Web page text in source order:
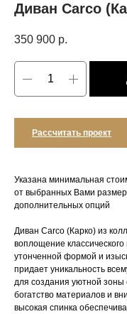
Диван Carco
350 900 р.
Рассчитать проект
Указана минимальная
от выбранных Вами
дополнительных опций
Диван Carco (Карко) из
воплощение
утонченной формой и
придает уникальность
для создания уютной зоны
богатство материалов и
высокая спинка